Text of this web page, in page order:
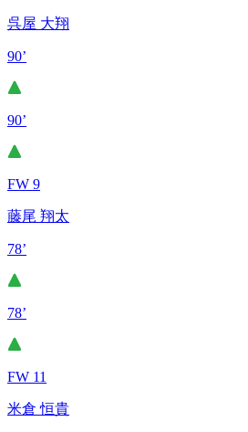
呉屋 大翔
90’
90’
FW 9
藤尾 翔太
78’
78’
FW 11
米倉 恒貴